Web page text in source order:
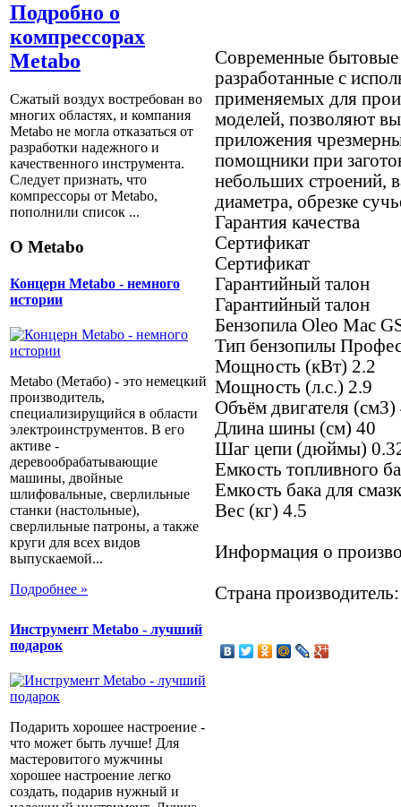
Подробно о
компрессорах
Metabo
Сжатый воздух востребован во
многих областях, и компания
Metabo не могла отказаться от
разработки надежного и
качественного инструмента.
Следует признать, что
компрессоры от Metabо,
пополнили список ...
О Metabo
Концерн Metabo - немного
истории
Metabo (Метабо) - это немецкий
производитель,
специализирущийся в области
электроинструментов. В его
активе -
деревообрабатывающие
машины, двойные
шлифовальные, сверлильные
станки (настольные),
сверлильные патроны, а также
круги для всех видов
выпускаемой...
Подробнее »
Инструмент Metabo - лучший
подарок
Подарить хорошее настроение -
что может быть лучше! Для
мастеровитого мужчины
хорошее настроение легко
создать, подарив нужный и
Современные
разработанные с
применяемых для
моделей, позволяют
приложения
помощники при
небольших строений,
диаметра, обрезке
Гарантия качества
Cертификат
Cертификат
Гарантийный талон
Гарантийный талон
Бензопила Oleo Mac
Тип бензопилы
Мощность (кВт) 2.2
Мощность (л.с.) 2.9
Объём двигателя (см3)
Длина шины (см) 40
Шаг цепи (дюймы)
Емкость топливного
Емкость бака для
Вес (кг) 4.5
Информация о
Страна